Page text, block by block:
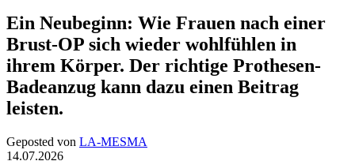
Ein Neubeginn: Wie Frauen nach einer
Brust-OP sich wieder wohlfühlen in
ihrem Körper. Der richtige Prothesen-
Badeanzug kann dazu einen Beitrag
leisten.
Geposted von LA-MESMA
14.07.2026